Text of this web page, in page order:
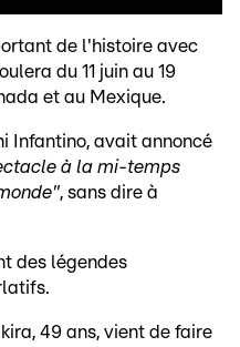
de l'histoire avec
du 11 juin au 19
et au Mexique.
Infantino, avait annoncé
à la mi-temps
, sans dire à
des légendes
49 ans, vient de faire